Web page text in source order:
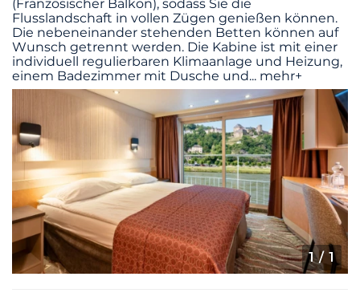
(Französischer Balkon), sodass Sie die
Flusslandschaft in vollen Zügen genießen können.
Die nebeneinander stehenden Betten können auf
Wunsch getrennt werden. Die Kabine ist mit einer
individuell regulierbaren Klimaanlage und Heizung,
einem Badezimmer mit Dusche und... mehr+
1/ 1